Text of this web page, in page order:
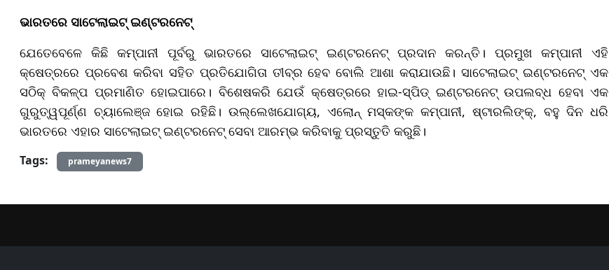
ଭାରତରେ ସାଟେଲାଇଟ୍ ଇଣ୍ଟରନେଟ୍
ଯେତେବେଳେ କିଛି କମ୍ପାନୀ ପୂର୍ବରୁ ଭାରତରେ ସାଟେଲାଇଟ୍ ଇଣ୍ଟରନେଟ୍ ପ୍ରଦାନ କରନ୍ତି। ପ୍ରମୁଖ କମ୍ପାନୀ ଏହି
କ୍ଷେତ୍ରରେ ପ୍ରବେଶ କରିବା ସହିତ ପ୍ରତିଯୋଗିତା ତୀବ୍ର ହେବ ବୋଲି ଆଶା କରାଯାଉଛି। ସାଟେଲାଇଟ୍ ଇଣ୍ଟରନେଟ୍ ଏକ
ସଠିକ୍ ବିକଳ୍ପ ପ୍ରମାଣିତ ହୋଇପାରେ। ବିଶେଷକରି ଯେଉଁ କ୍ଷେତ୍ରରେ ହାଇ-ସ୍ପିଡ୍ ଇଣ୍ଟରନେଟ୍ ଉପଲବ୍ଧ ହେବା ଏକ
ଗୁରୁତ୍ୱପୂର୍ଣ୍ଣ ଚ୍ୟାଲେଞ୍ଜ ହୋଇ ରହିଛି। ଉଲ୍ଲେଖଯୋଗ୍ୟ, ଏଲୋନ୍ ମସ୍କଙ୍କ କମ୍ପାନୀ, ଷ୍ଟାରଲିଙ୍କ୍, ବହୁ ଦିନ ଧରି
ଭାରତରେ ଏହାର ସାଟେଲାଇଟ୍ ଇଣ୍ଟରନେଟ୍ ସେବା ଆରମ୍ଭ କରିବାକୁ ପ୍ରସ୍ତୁତି କରୁଛି।
Tags: prameyanews7